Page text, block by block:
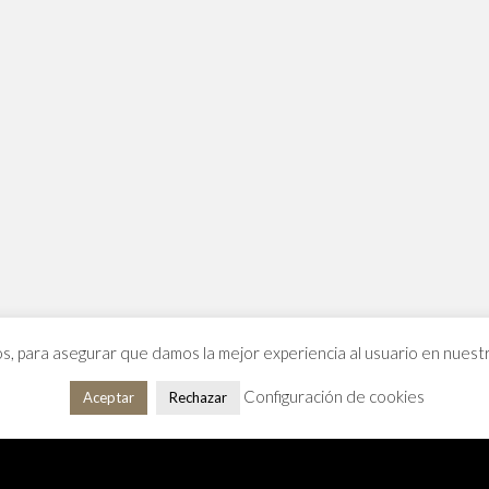
para asegurar que damos la mejor experiencia al usuario en
Aceptar Rechazar Configuración de cookies